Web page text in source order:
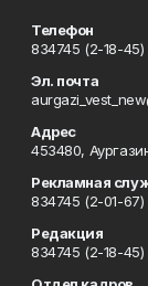
Телефон
834745 (2-18-45)
Эл. почта
Адрес
453480,
Рекламная
834745 (2-01-67)
Редакция
834745 (2-18-45)